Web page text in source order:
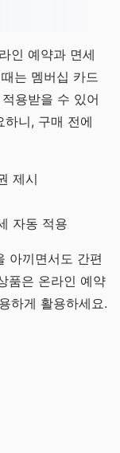
인 예약과 면세
는 멤버십 카드
용받을 수 있어
니, 구매 전에
제시
자동 적용
아끼면서도 간편
품은 온라인 예약
하게 활용하세요.